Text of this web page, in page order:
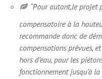
“Pour autant,le projet
compensatoire à la
recommande donc de
compensations prévues,
hors d’eau, pour les
fonctionnement jusqu’à